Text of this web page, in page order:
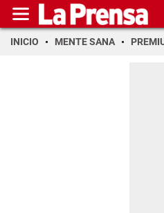
INICIO MENTE SANA